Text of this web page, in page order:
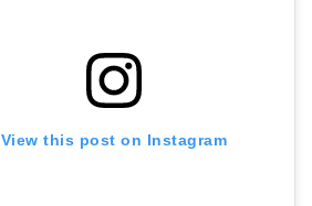
View this post on Instagram